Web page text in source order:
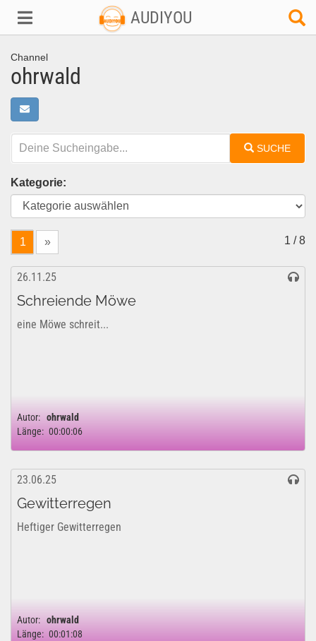
AUDIYOU
Channel
ohrwald
SUCHE
Kategorie:
1 » 1 / 8
26.11.25
Schreiende Möwe
eine Möwe schreit...
Autor: ohrwald
Länge: 00:00:06
23.06.25
Gewitterregen
Heftiger Gewitterregen
Autor: ohrwald
Länge: 00:01:08